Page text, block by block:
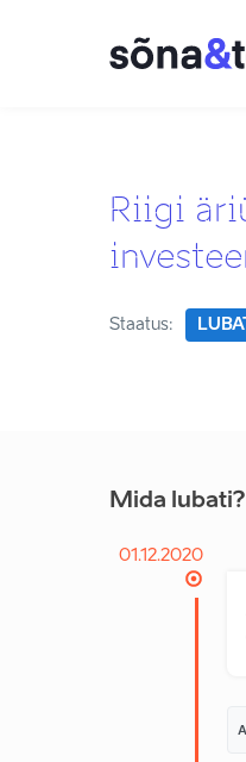
Riigi
Staatus:
Mida lubati?
01.12.2020